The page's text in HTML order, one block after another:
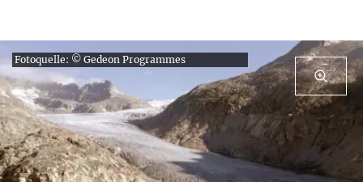
Fotoquelle: © Gedeon Programmes